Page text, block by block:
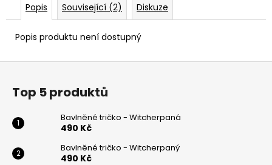
Popis Související (2) Diskuze
Popis produktu není dostupný
Z
Top 5 produktů
Bavlněné tričko - Witcherpaná
490 Kč
Bavlněné tričko - Witcherpaný
490 Kč